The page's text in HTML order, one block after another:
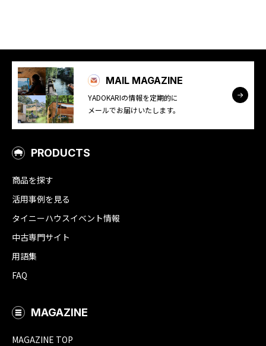
MAIL MAGAZINE
YADOKARIの情報を定期的に
メールでお届けいたします。
PRODUCTS
商品を探す
活用事例を見る
タイニーハウスイベント情報
中古専門サイト
用語集
FAQ
MAGAZINE
MAGAZINE TOP